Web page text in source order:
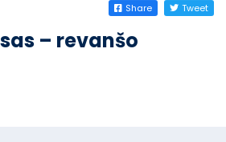
Share Tweet
– revanšo